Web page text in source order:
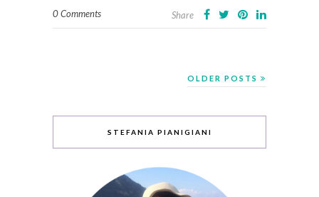
0 Comments Share
OLDER POSTS
STEFANIA PIANIGIANI